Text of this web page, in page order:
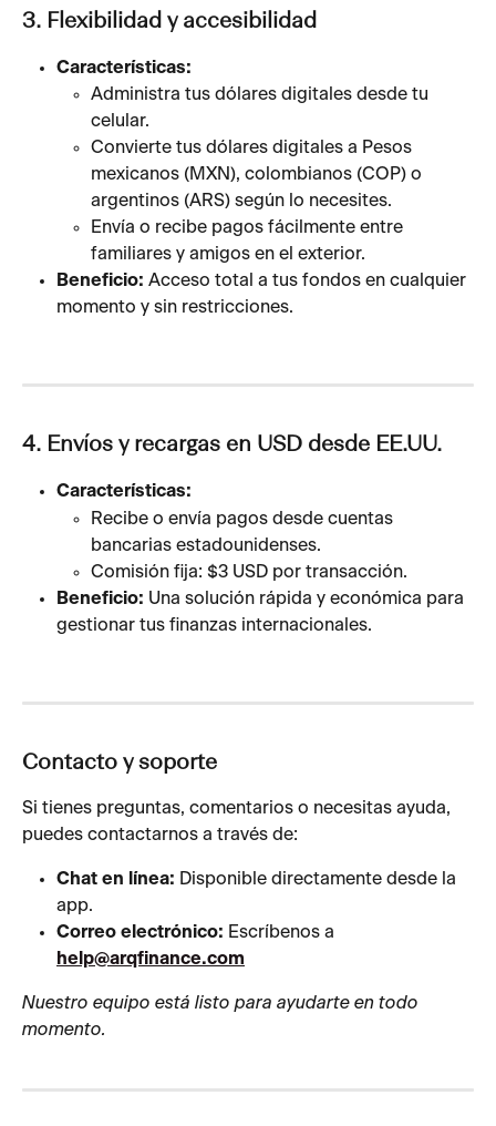
3. Flexibilidad y accesibilidad
Características:
Administra tus dólares digitales desde tu
celular.
Convierte tus dólares digitales a Pesos
mexicanos (MXN), colombianos (COP) o
argentinos (ARS) según lo necesites.
Envía o recibe pagos fácilmente entre
familiares y amigos en el exterior.
Beneficio: Acceso total a tus fondos en cualquier
momento y sin restricciones.
4. Envíos y recargas en USD desde EE.UU.
Características:
Recibe o envía pagos desde cuentas
bancarias estadounidenses.
Comisión fija: $3 USD por transacción.
Beneficio: Una solución rápida y económica para
gestionar tus finanzas internacionales.
Contacto y soporte
Si tienes preguntas, comentarios o necesitas ayuda,
puedes contactarnos a través de:
Chat en línea: Disponible directamente desde la
app.
Correo electrónico: Escríbenos a
help@arqfinance.com
Nuestro equipo está listo para ayudarte en todo
momento.